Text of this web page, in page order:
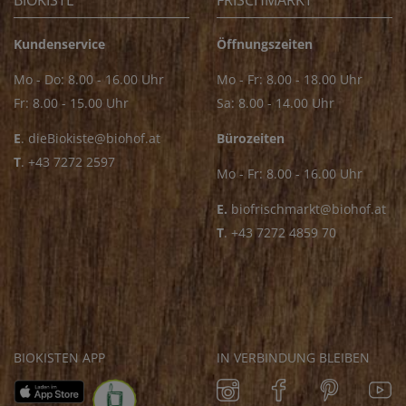
Kundenservice
Mo - Do: 8.00 - 16.00 Uhr
Fr: 8.00 - 15.00 Uhr
E. dieBiokiste@biohof.at
T. +43 7272 2597
Öffnungszeiten
Mo - Fr: 8.00 - 18.00 Uhr
Sa: 8.00 - 14.00 Uhr
Bürozeiten
Mo - Fr: 8.00 - 16.00 Uhr
E. biofrischmarkt@biohof.at
T. +43 7272 4859 70
BIOKISTEN APP IN VERBINDUNG BLEIBEN